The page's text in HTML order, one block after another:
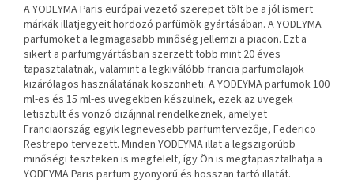
A YODEYMA Paris európai vezető szerepet tölt be a jól ismert
márkák illatjegyeit hordozó parfümök gyártásában. A YODEYMA
parfümöket a legmagasabb minőség jellemzi a piacon. Ezt a
sikert a parfümgyártásban szerzett több mint 20 éves
tapasztalatnak, valamint a legkiválóbb francia parfümolajok
kizárólagos használatának köszönheti. A YODEYMA parfümök 100
ml-es és 15 ml-es üvegekben készülnek, ezek az üvegek
letisztult és vonzó dizájnnal rendelkeznek, amelyet
Franciaország egyik legnevesebb parfümtervezője, Federico
Restrepo tervezett. Minden YODEYMA illat a legszigorúbb
minőségi teszteken is megfelelt, így Ön is megtapasztalhatja a
YODEYMA Paris parfüm gyönyörű és hosszan tartó illatát.